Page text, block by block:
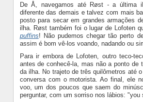
De Å, navegamos até Røst - a última
diferente das demais e talvez com mais
posto para secar em grandes armações
ilha. Røst também foi o lugar de Lofoten
puffins! Não pudemos chegar tão perto
assim é bom vê-los voando, nadando ou
Para ir embora de Lofoten, outro teco-
antes de conhecê-la, mas não a ponto de
da ilha. No trajeto de três quilômetros até
conversa com o motorista. Ao final, ele
voo, um dos poucos que saem do
perguntar, com um sorriso nos lábios: "you